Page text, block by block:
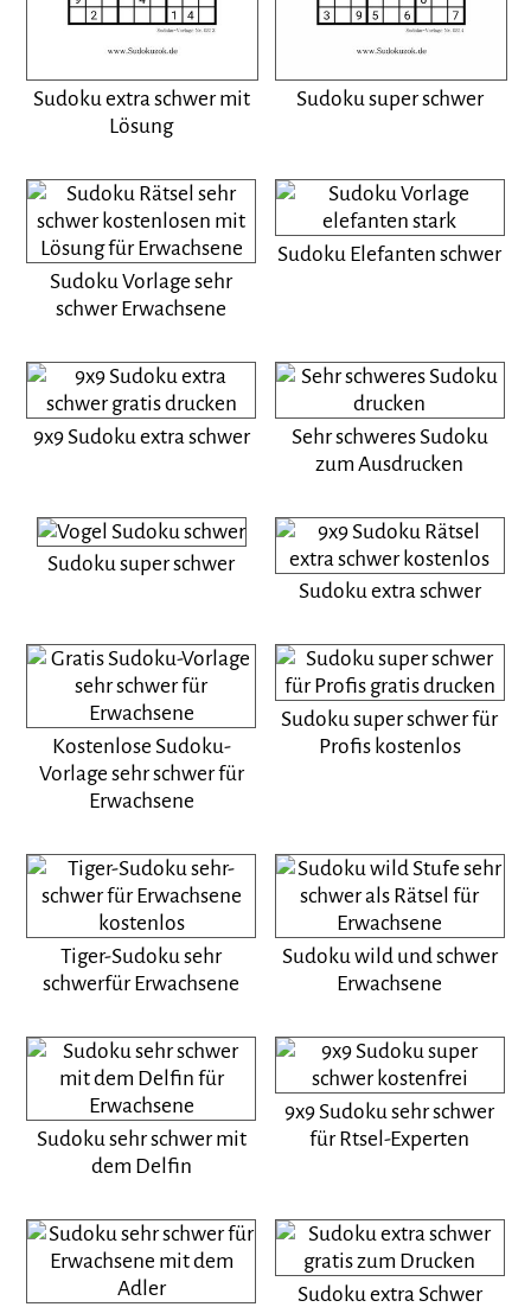
Sudoku extra schwer mit
Lösung
Sudoku super schwer
Sudoku Vorlage sehr
schwer Erwachsene
Sudoku Elefanten schwer
9x9 Sudoku extra schwer
Sehr schweres Sudoku
zum Ausdrucken
Sudoku super schwer
Sudoku extra schwer
Kostenlose Sudoku-
Vorlage sehr schwer für
Erwachsene
Sudoku super schwer für
Profis kostenlos
Tiger-Sudoku sehr
schwerfür Erwachsene
Sudoku wild und schwer
Erwachsene
Sudoku sehr schwer mit
dem Delfin
9x9 Sudoku sehr schwer
für Rtsel-Experten
Sudoku extra Schwer